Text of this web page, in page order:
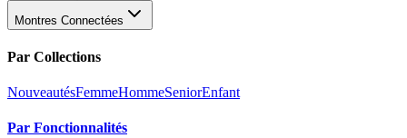
Montres Connectées
Par Collections
NouveautésFemmeHommeSeniorEnfant
Par Fonctionnalités